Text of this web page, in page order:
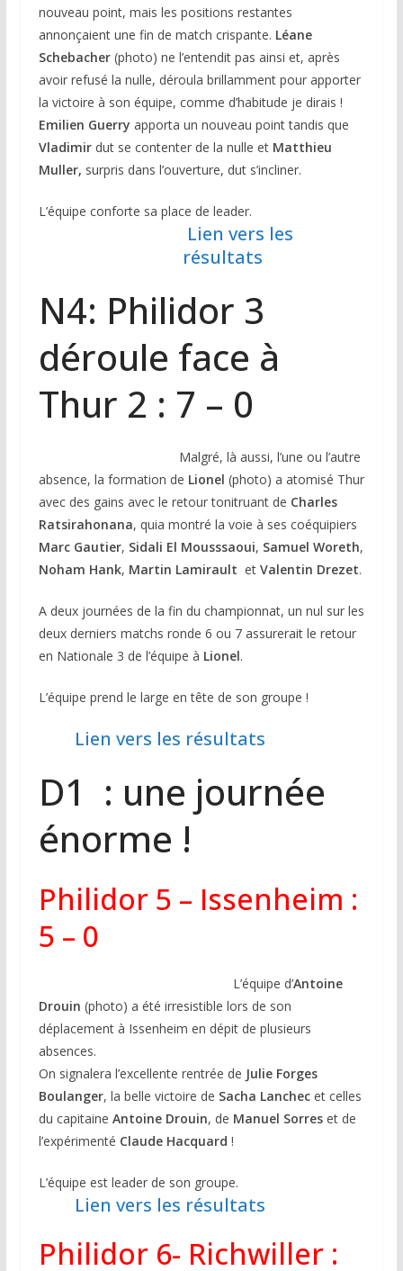
nouveau point, mais les positions restantes
annonçaient une fin de match crispante. Léane
Schebacher(photo) ne l’entendit pas ainsi et, après
avoir refusé la nulle, déroula brillamment pour apporter
la victoire à son équipe, comme d’habitude je dirais !
Emilien Guerry apporta un nouveau point tandis que
Vladimirdut se contenter de la nulle et Matthieu
Muller, surpris dans l’ouverture, dut s’incliner.
L’équipe conforte sa place de leader.
Lien vers les
résultats
N4: Philidor 3
déroule face à
Thur 2 : 7 – 0
Malgré, là aussi, l’une ou l’autre
absence, la formation de Lionel (photo) a atomisé Thur
avec des gains avec le retour tonitruant de Charles
Ratsirahonana, quia montré la voie à ses coéquipiers
Marc Gautier, Sidali El Mousssaoui, Samuel Woreth,
Noham Hank, Martin Lamirault etValentin Drezet.
A deux journées de la fin du championnat, un nul sur les
deux derniers matchs ronde 6 ou 7 assurerait le retour
en Nationale 3 de l’équipe à Lionel.
L’équipe prend le large en tête de son groupe !
Lien vers les résultats
D1 : une journée
énorme !
Philidor 5 – Issenheim :
5 – 0
L’équipe d’Antoine
Drouin (photo) a été irresistible lors de son
déplacement à Issenheim en dépit de plusieurs
absences.
On signalera l’excellente rentrée de Julie Forges
Boulanger, la belle victoire de Sacha Lanchecet celles
du capitaine Antoine Drouin, de Manuel Sorreset de
l’expérimenté Claude Hacquard !
L’équipe est leader de son groupe.
Lien vers les résultats
Philidor 6- Richwiller :